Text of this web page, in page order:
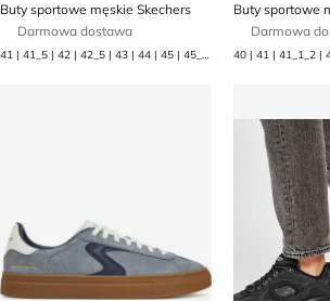
Buty sportowe męskie Skechers
Darmowa dostawa
41 | 41_5 | 42 | 42_5 | 43 | 44 | 45 | 45_5 | 46
Darmowa